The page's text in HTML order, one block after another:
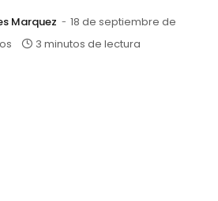
Marquez
18 de septiembre de
3 minutos de lectura